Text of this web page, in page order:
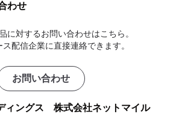
わせ
に対するお問い合わせはこちら。
配信企業に直接連絡できます。
お問い合わせ
ィングス 株式会社ネットマイル